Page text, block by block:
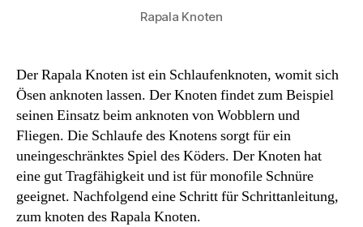
Rapala Knoten
Der Rapala Knoten ist ein Schlaufenknoten, womit sich
Ösen anknoten lassen. Der Knoten findet zum Beispiel
seinen Einsatz beim anknoten von Wobblern und
Fliegen. Die Schlaufe des Knotens sorgt für ein
uneingeschränktes Spiel des Köders. Der Knoten hat
eine gut Tragfähigkeit und ist für monofile Schnüre
geeignet. Nachfolgend eine Schritt für Schrittanleitung,
zum knoten des Rapala Knoten.